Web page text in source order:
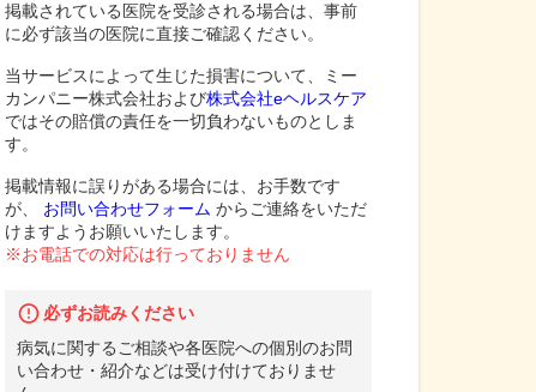
掲載されている医院を受診される場合は、事前
に必ず該当の医院に直接ご確認ください。
当サービスによって生じた損害について、ミー
カンパニー株式会社および株式会社eヘルスケア
ではその賠償の責任を一切負わないものとしま
す。
掲載情報に誤りがある場合には、お手数です
が、
お問い合わせフォーム からご連絡をいただ
けますようお願いいたします。
※お電話での対応は行っておりません
必ずお読みください
病気に関するご相談や各医院への個別のお問
い合わせ・紹介などは受け付けておりませ